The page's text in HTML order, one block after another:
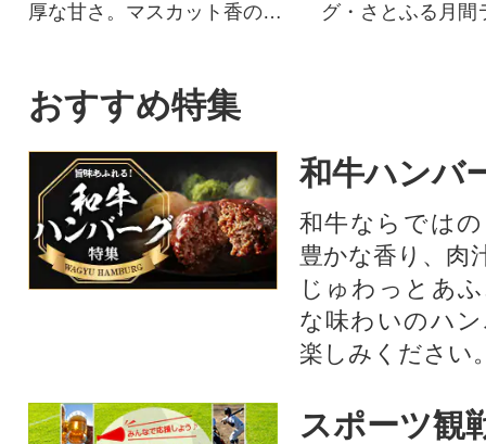
厚な甘さ。マスカット香の芳
トを中心にぶどうをたくさん
作っている農家が自信を持っ
てお届けします。
グ・さとふる月間
おすすめ特集
和牛ハンバ
和牛ならでは
豊かな香り、肉
じゅわっとあ
な味わいのハ
楽しみください
スポーツ観